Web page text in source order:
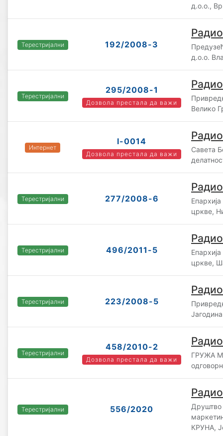
д.о.о.,
Терестријални 192/2008-3
д.о.о.
Терестријални
295/2008-1
Дозвола престала да важи
Велико
Интернет
I-0014
Дозвола престала да важи
Савета
Терестријални 277/2008-6
цркве,
Терестријални 496/2011-5
цркве,
Терестријални 223/2008-5
Јагодина
Терестријални
458/2010-2
Дозвола престала да важи
ГРУЖА
Терестријални 556/2020
Друштво
КРУНА,